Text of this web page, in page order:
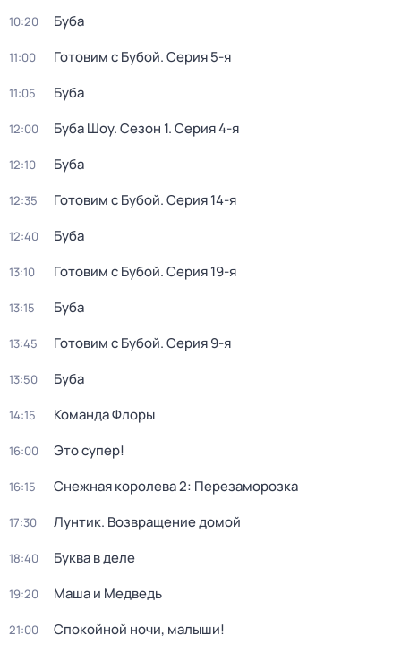
10:20 Буба
11:00 Готовим с Бубой. Серия 5-я
11:05 Буба
12:00 Буба Шоу. Сезон 1. Серия 4-я
12:10 Буба
12:35 Готовим с Бубой. Серия 14-я
12:40 Буба
13:10 Готовим с Бубой. Серия 19-я
13:15 Буба
13:45 Готовим с Бубой. Серия 9-я
13:50 Буба
14:15 Команда Флоры
16:00 Это супер!
16:15 Снежная королева 2: Перезаморозка
17:30 Лунтик. Возвращение домой
18:40 Буква в деле
19:20 Маша и Медведь
21:00 Спокойной ночи, малыши!